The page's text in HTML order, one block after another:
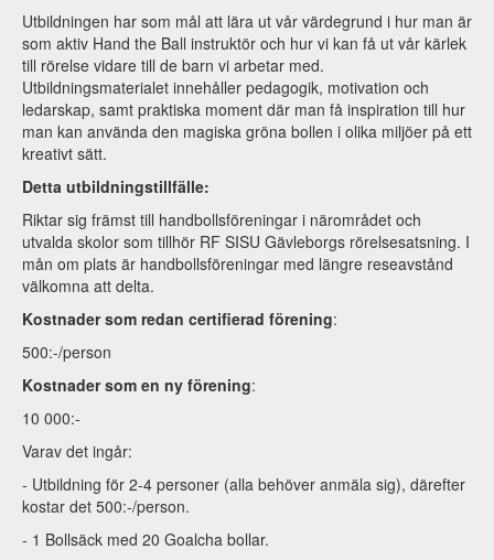
Utbildningen har som mål att lära ut vår värdegrund i hur man är
som aktiv Hand the Ball instruktör och hur vi kan få ut vår kärlek
till rörelse vidare till de barn vi arbetar med.
Utbildningsmaterialet innehåller pedagogik, motivation och
ledarskap, samt praktiska moment där man få inspiration till hur
man kan använda den magiska gröna bollen i olika miljöer på ett
kreativt sätt.
Detta utbildningstillfälle:
Riktar sig främst till handbollsföreningar i närområdet och
utvalda skolor som tillhör RF SISU Gävleborgs rörelsesatsning. I
mån om plats är handbollsföreningar med längre reseavstånd
välkomna att delta.
Kostnader som redan certifierad förening:
500:-/person
Kostnader som en ny förening:
10 000:-
Varav det ingår:
- Utbildning för 2-4 personer (alla behöver anmäla sig), därefter
kostar det 500:-/person.
- 1 Bollsäck med 20 Goalcha bollar.